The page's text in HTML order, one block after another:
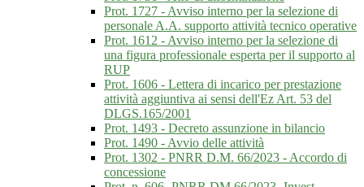
Prot. 1727 - Avviso interno per la selezione di
personale A.A. supporto attività tecnico operative
Prot. 1612 - Avviso interno per la selezione di
una figura professionale esperta per il supporto al
RUP
Prot. 1606 - Lettera di incarico per prestazione
attività aggiuntiva ai sensi dell'Ez Art. 53 del
DLGS.165/2001
Prot. 1493 - Decreto assunzione in bilancio
Prot. 1490 - Avvio delle attività
Prot. 1302 - PNRR D.M. 66/2023 - Accordo di
concessione